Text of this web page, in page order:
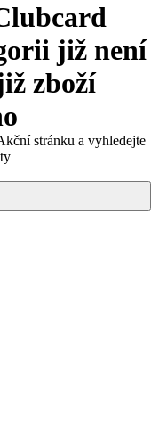
již není
zboží
stránku a vyhledejte